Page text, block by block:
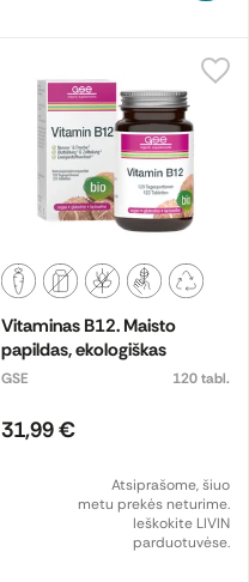
Vitaminas B12. Maisto
papildas, ekologiškas
GSE 120 tabl.
31,99 €
Atsiprašome, šiuo
metu prekės neturime.
Ieškokite LIVIN
parduotuvėse.